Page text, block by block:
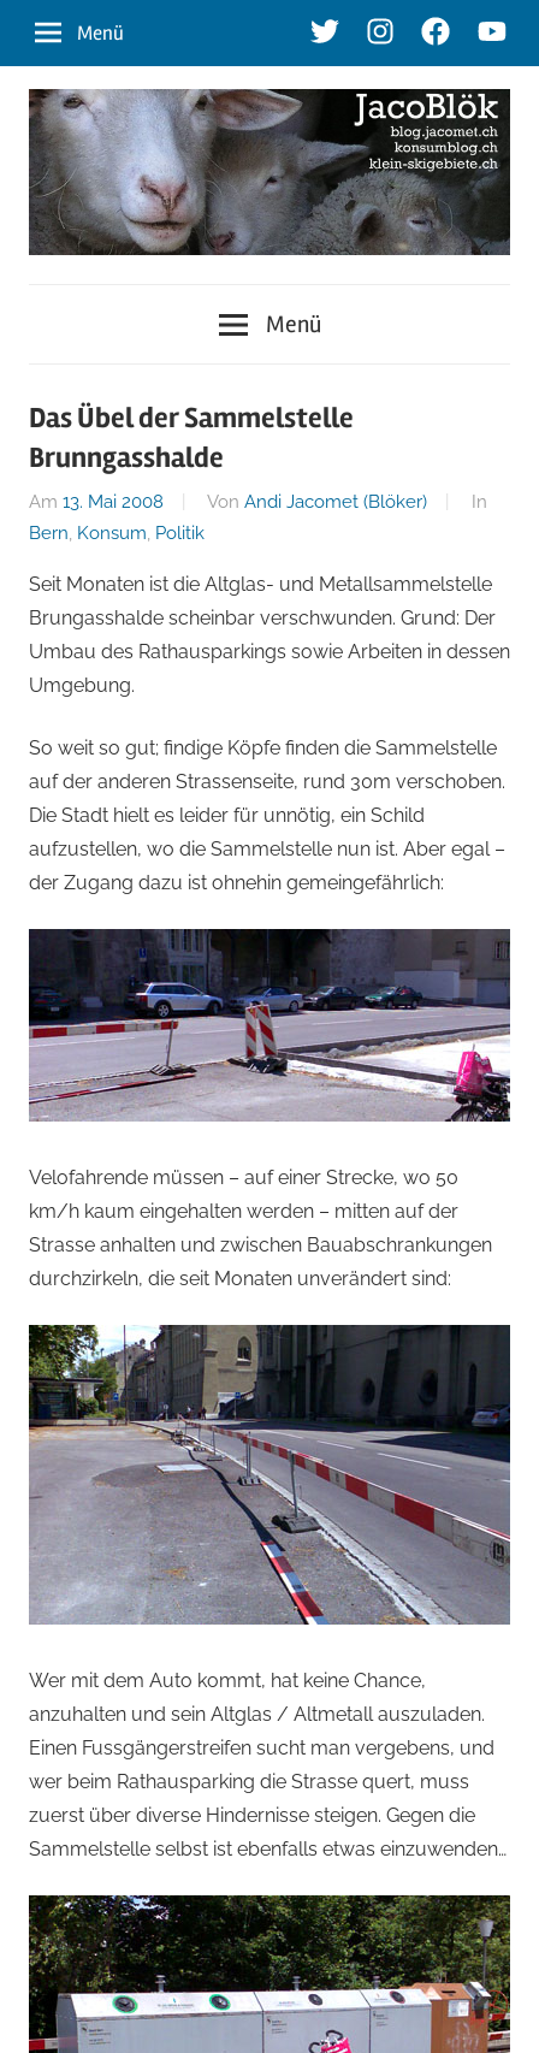
Inhalt
TwitterInstagramFacebook
Menü
der
Blog
von
Andi
Jacomet
klein-
Menü
Das Übel der Sammelstelle
Brunngasshalde
Am 13. Mai 2008 Von Andi Jacomet (Blöker)
In
Bern, Konsum, Politik
Seit Monaten ist die Altglas- und Metallsammelstelle
Brungasshalde scheinbar verschwunden. Grund: Der
Umbau des Rathausparkings sowie Arbeiten in dessen
Umgebung.
So weit so gut; findige Köpfe finden die Sammelstelle
auf der anderen Strassenseite, rund 30m verschoben.
Die Stadt hielt es leider für unnötig, ein Schild
aufzustellen, wo die Sammelstelle nun ist. Aber egal –
der Zugang dazu ist ohnehin gemeingefährlich:
Velofahrende müssen – auf einer Strecke, wo 50
km/h kaum eingehalten werden – mitten auf der
Strasse anhalten und zwischen Bauabschrankungen
durchzirkeln, die seit Monaten unverändert sind:
Wer mit dem Auto kommt, hat keine Chance,
anzuhalten und sein Altglas / Altmetall auszuladen.
Einen Fussgängerstreifen sucht man vergebens, und
wer beim Rathausparking die Strasse quert, muss
zuerst über diverse Hindernisse steigen. Gegen die
Sammelstelle selbst ist ebenfalls etwas einzuwenden…